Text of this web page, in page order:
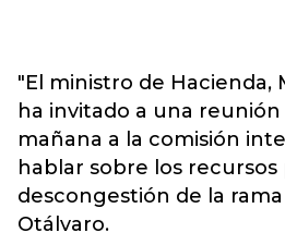
"El ministro de Hacienda,
ha invitado a una reunión
mañana a la comisión
hablar sobre los recursos
descongestión de la
Otálvaro.